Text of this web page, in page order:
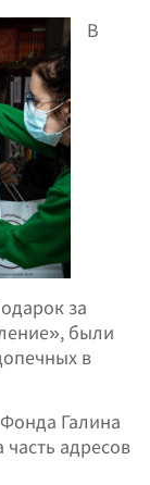
В
за
были
в
Галина
адресов